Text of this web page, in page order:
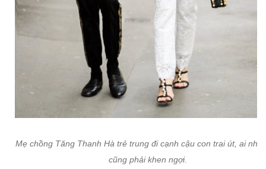
Mẹ chồng Tăng Thanh Hà trẻ trung đi cạnh cậu con trai út, ai
cũng phải khen ngợi.